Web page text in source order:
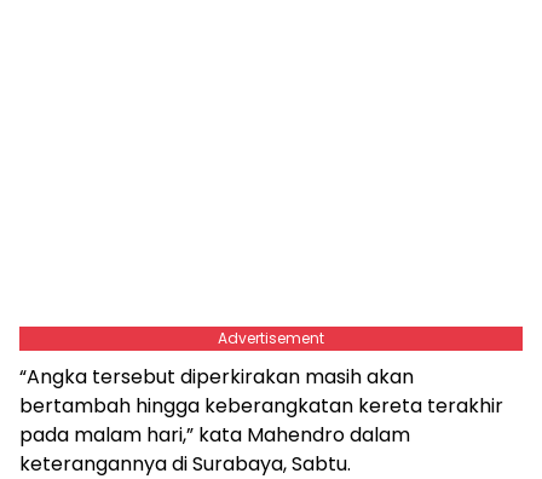
Advertisement
“Angka tersebut diperkirakan masih akan
bertambah hingga keberangkatan kereta terakhir
pada malam hari,” kata Mahendro dalam
keterangannya di Surabaya, Sabtu.